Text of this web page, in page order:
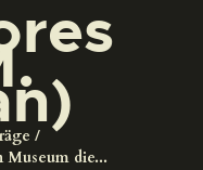
Museum die...